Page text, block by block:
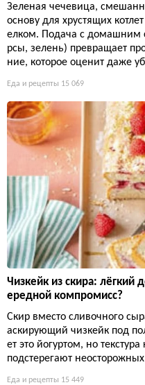
Зеленая чечевица,
основу для хрустящих
елком. Подача с домашним
рсы, зелень) превращает
ние, которое оценит даже
Еда и рецепты 15 069
Чизкейк из скира: лёгкий
ередной компромисс?
Скир вместо сливочного
аскирующий чизкейк под
ет это йогуртом, но
подстерегают
Еда и рецепты 15 449